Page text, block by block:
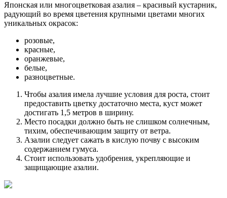
Японская или многоцветковая азалия – красивый кустарник,
радующий во время цветения крупными цветами многих
уникальных окрасок:
розовые,
красные,
оранжевые,
белые,
разноцветные.
Чтобы азалия имела лучшие условия для роста, стоит
предоставить цветку достаточно места, куст может
достигать 1,5 метров в ширину.
Место посадки должно быть не слишком солнечным,
тихим, обеспечивающим защиту от ветра.
Азалии следует сажать в кислую почву с высоким
содержанием гумуса.
Стоит использовать удобрения, укрепляющие и
защищающие азалии.